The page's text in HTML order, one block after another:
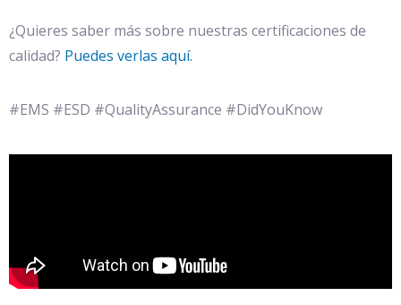
¿Quieres saber más sobre nuestras certificaciones de
calidad? Puedes verlas aquí.
#EMS #ESD #QualityAssurance #DidYouKnow